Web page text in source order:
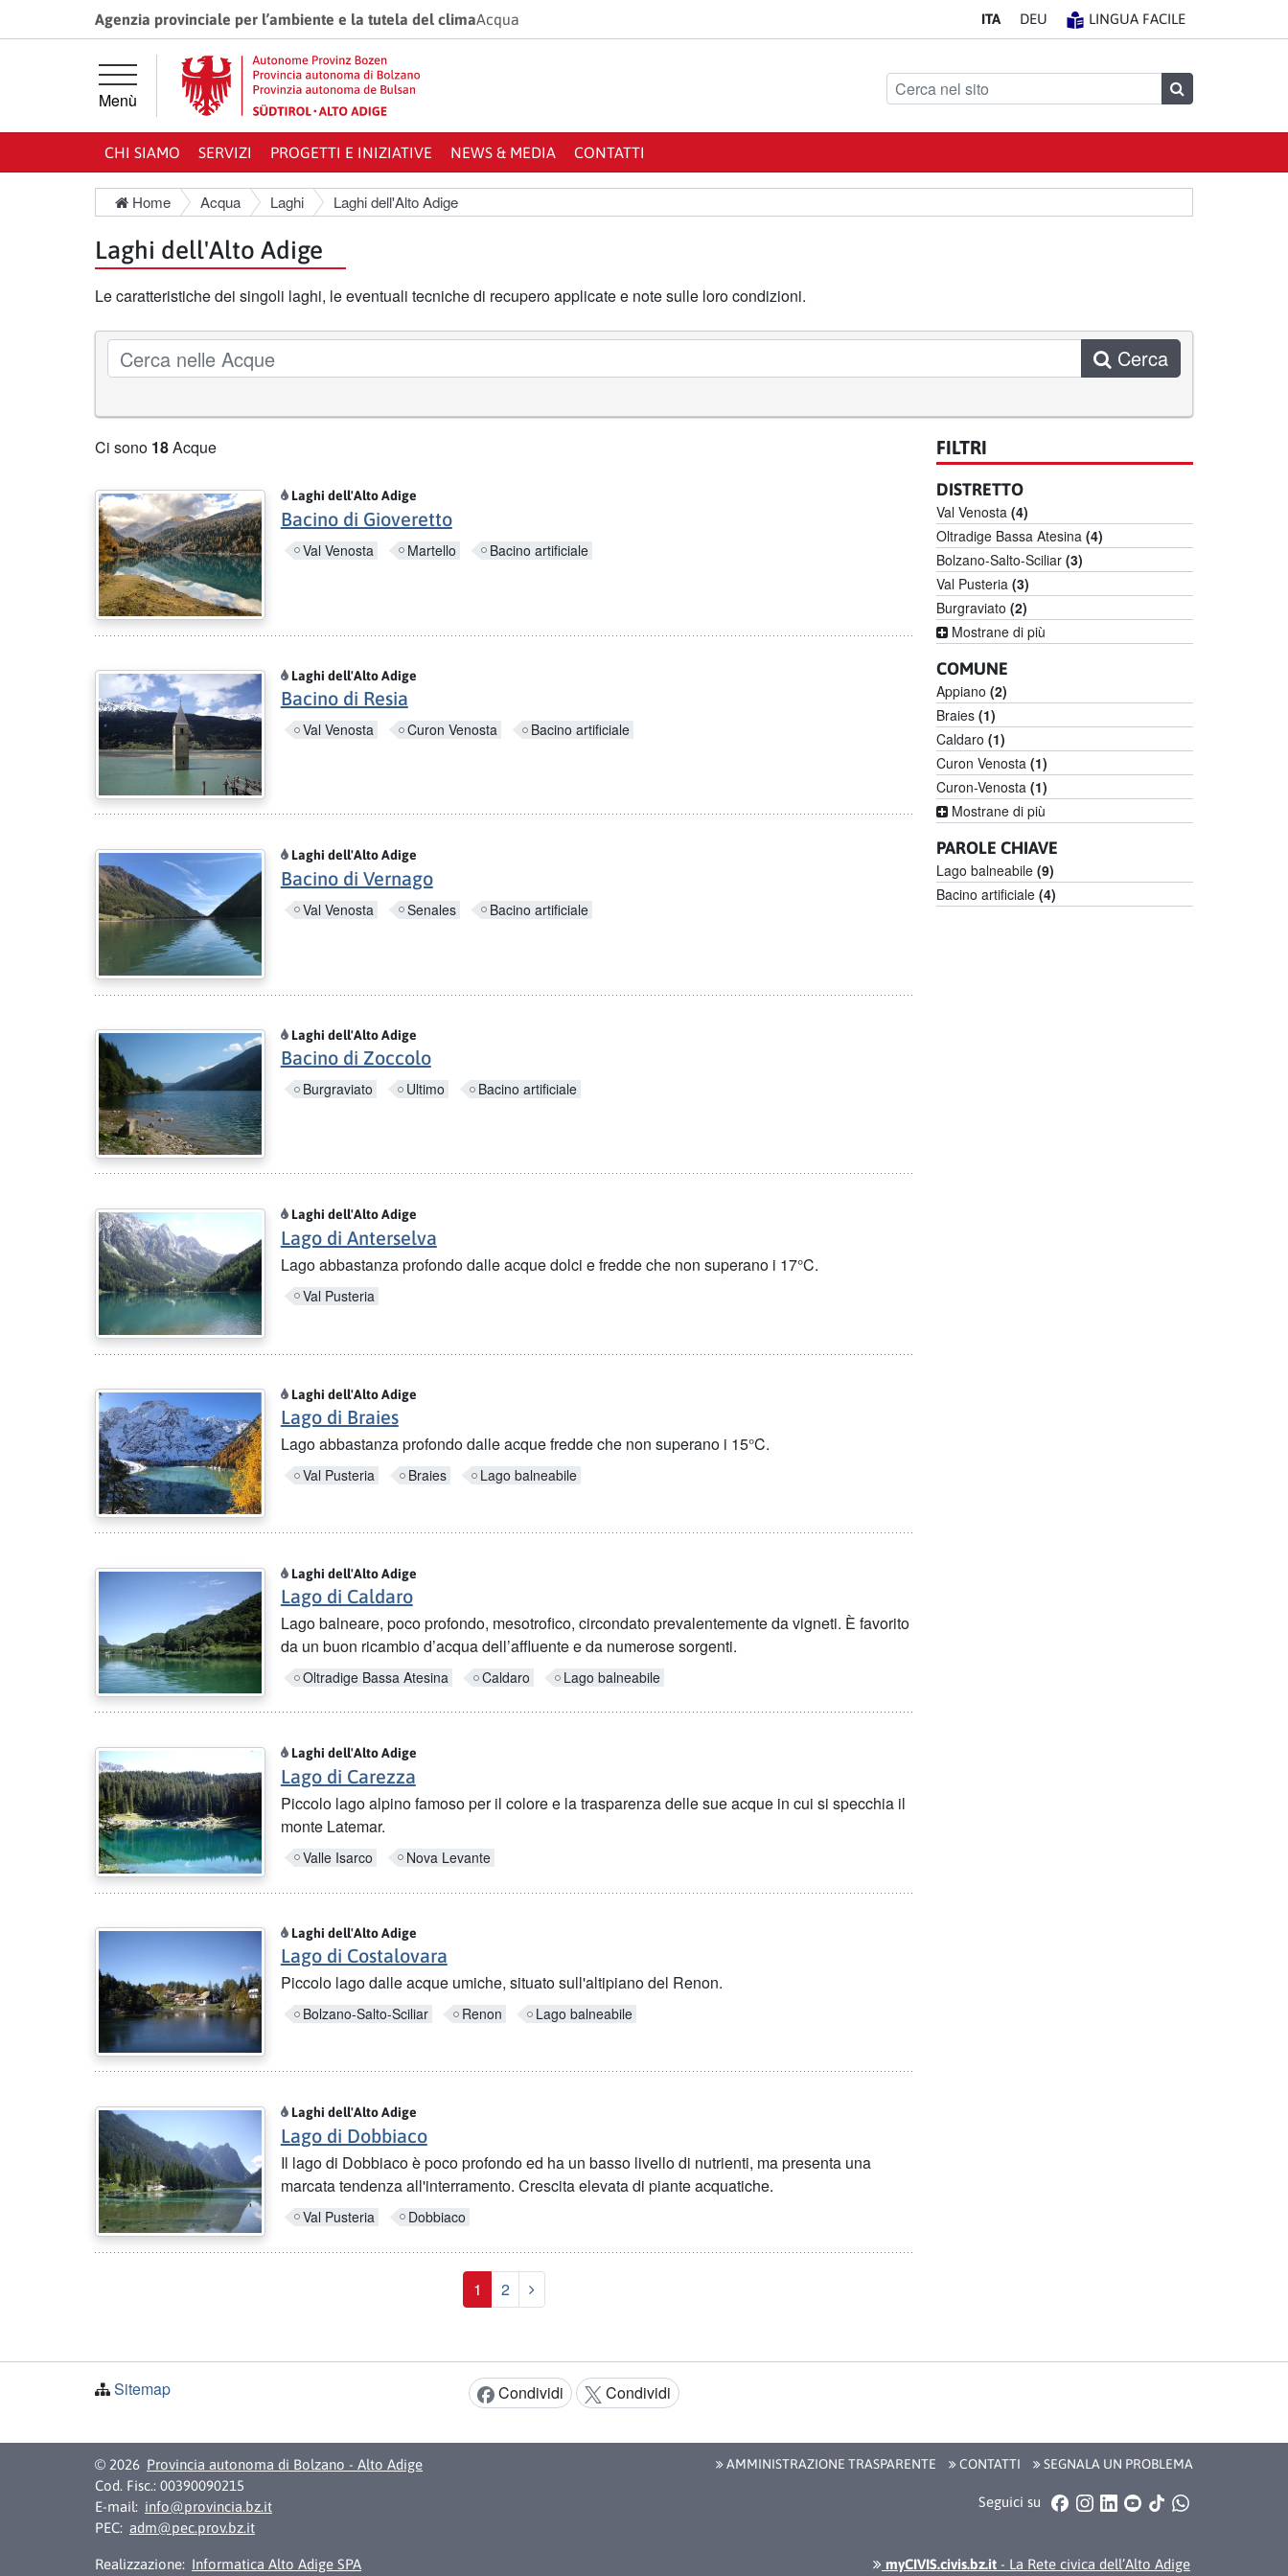
Vai direttamente alla navigazione principale
Vai al contenuto principaleAgenzia provinciale per l’ambiente e la tutela del climaAcqua ITA DEU LINGUA FACILE
Menù
Cerca nel sito
CHI SIAMO SERVIZI PROGETTI E INIZIATIVE NEWS & MEDIA CONTATTI
Home Acqua Laghi Laghi dell'Alto Adige
Laghi dell'Alto Adige
Le caratteristiche dei singoli laghi, le eventuali tecniche di recupero applicate e note sulle loro condizioni.
Cerca Cerca
Ci sono 18Acque
Laghi dell'Alto Adige
Bacino di Gioveretto
Val Venosta Martello Bacino artificiale
Laghi dell'Alto Adige
Bacino di Resia
Val Venosta Curon Venosta Bacino artificiale
Laghi dell'Alto Adige
Bacino di Vernago
Val Venosta Senales Bacino artificiale
Laghi dell'Alto Adige
Bacino di Zoccolo
Burgraviato Ultimo Bacino artificiale
Laghi dell'Alto Adige
Lago di Anterselva
Lago abbastanza profondo dalle acque dolci e fredde che non superano i 17°C.
Val Pusteria
Laghi dell'Alto Adige
Lago di Braies
Lago abbastanza profondo dalle acque fredde che non superano i 15°C.
Val Pusteria Braies Lago balneabile
Laghi dell'Alto Adige
Lago di Caldaro
Lago balneare, poco profondo, mesotrofico, circondato prevalentemente da vigneti. È favorito
da un buon ricambio d’acqua dell’affluente e da numerose sorgenti.
Oltradige Bassa Atesina Caldaro Lago balneabile
Laghi dell'Alto Adige
Lago di Carezza
Piccolo lago alpino famoso per il colore e la trasparenza delle sue acque in cui si specchia il
monte Latemar.
Valle Isarco Nova Levante
Laghi dell'Alto Adige
Lago di Costalovara
Piccolo lago dalle acque umiche, situato sull'altipiano del Renon.
Bolzano-Salto-Sciliar Renon Lago balneabile
Laghi dell'Alto Adige
Lago di Dobbiaco
Il lago di Dobbiaco è poco profondo ed ha un basso livello di nutrienti, ma presenta una
marcata tendenza all'interramento. Crescita elevata di piante acquatiche.
Val Pusteria Dobbiaco
1 2 Prossimo
FILTRI
DISTRETTO
Val Venosta (4)
Oltradige Bassa Atesina (4)
Bolzano-Salto-Sciliar (3)
Val Pusteria (3)
Burgraviato (2)
Mostrane di più
COMUNE
Appiano (2)
Braies (1)
Caldaro (1)
Curon Venosta (1)
Curon-Venosta (1)
Mostrane di più
PAROLE CHIAVE
Lago balneabile (9)
Bacino artificiale (4)
Sitemap
Condividi:
Condividi Condividi
© 2026 Provincia autonoma di Bolzano - Alto Adige
Cod. Fisc.: 00390090215
E-mail: info@provincia.bz.it
PEC: adm@pec.prov.bz.it
Realizzazione: Informatica Alto Adige SPA
AMMINISTRAZIONE TRASPARENTE CONTATTI SEGNALA UN PROBLEMA
Seguici su Facebook
Instagram
LinkedInYouTube
TikTokWhatsApp
myCIVIS.civis.bz.it - La Rete civica dell’Alto Adige